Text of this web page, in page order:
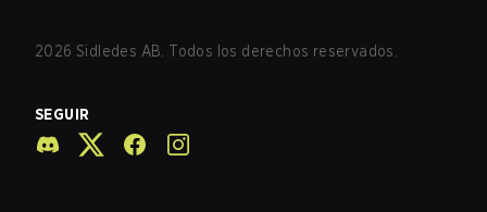
2026 Sidledes AB. Todos los derechos reservados.
SEGUIR